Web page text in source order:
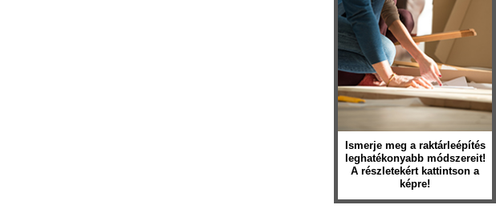
Ismerje meg a raktárleépítés
leghatékonyabb módszereit!
A részletekért kattintson a
képre!